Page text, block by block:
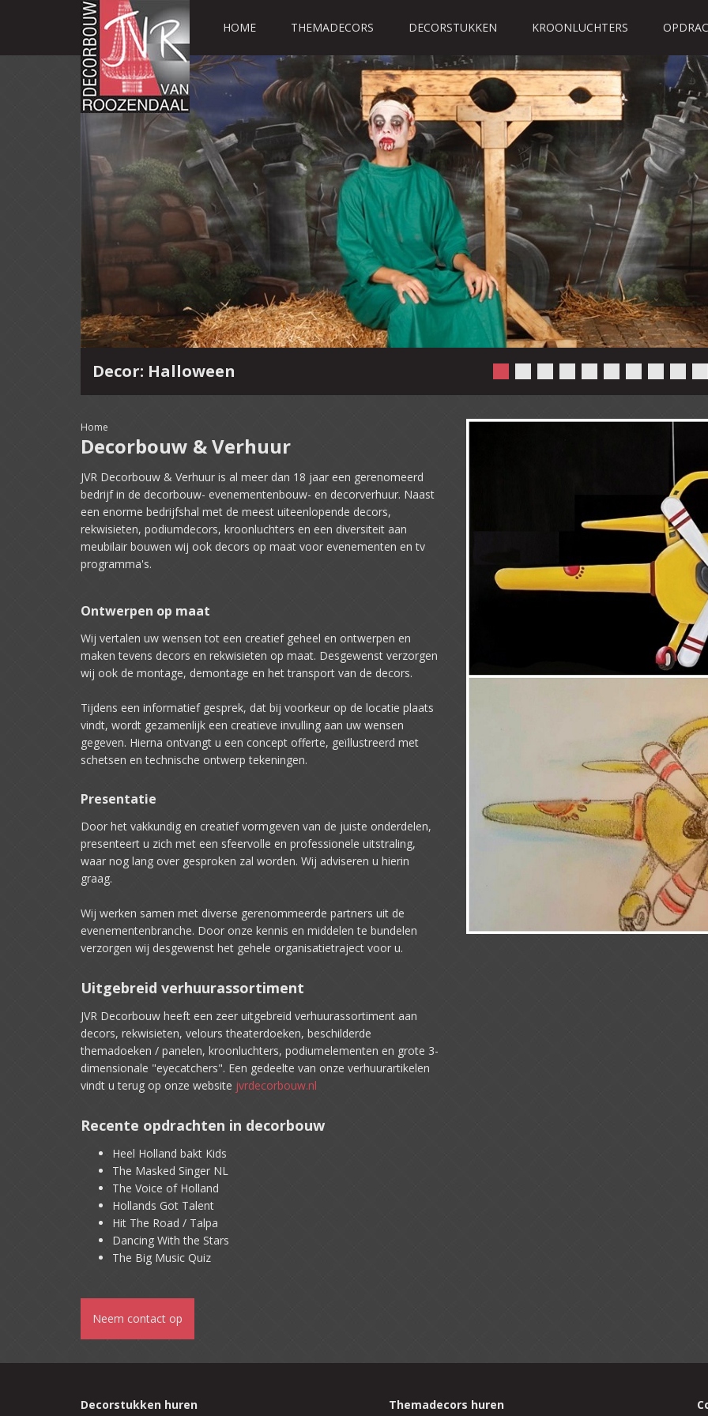
HOME THEMADECORS DECORSTUKKEN KROONLUCHTERS
Decor: Halloween
Home
Decorbouw & Verhuur
JVR Decorbouw & Verhuur is al meer dan 18 jaar een gerenomeerd
bedrijf in de decorbouw- evenementenbouw- en decorverhuur. Naast
een enorme bedrijfshal met de meest uiteenlopende decors,
rekwisieten, podiumdecors, kroonluchters en een diversiteit aan
meubilair bouwen wij ook decors op maat voor evenementen en tv
programma's.
Ontwerpen op maat
Wij vertalen uw wensen tot een creatief geheel en ontwerpen en
maken tevens decors en rekwisieten op maat. Desgewenst verzorgen
wij ook de montage, demontage en het transport van de decors.
Tijdens een informatief gesprek, dat bij voorkeur op de locatie plaats
vindt, wordt gezamenlijk een creatieve invulling aan uw wensen
gegeven. Hierna ontvangt u een concept offerte, geïllustreerd met
schetsen en technische ontwerp tekeningen.
Presentatie
Door het vakkundig en creatief vormgeven van de juiste onderdelen,
presenteert u zich met een sfeervolle en professionele uitstraling,
waar nog lang over gesproken zal worden. Wij adviseren u hierin
graag.
Wij werken samen met diverse gerenommeerde partners uit de
evenementenbranche. Door onze kennis en middelen te bundelen
verzorgen wij desgewenst het gehele organisatietraject voor u.
Uitgebreid verhuurassortiment
JVR Decorbouw heeft een zeer uitgebreid verhuurassortiment aan
decors, rekwisieten, velours theaterdoeken, beschilderde
themadoeken / panelen, kroonluchters, podiumelementen en grote 3-
dimensionale "eyecatchers". Een gedeelte van onze verhuurartikelen
vindt u terug op onze website jvrdecorbouw.nl
Recente opdrachten in decorbouw
Heel Holland bakt Kids
The Masked Singer NL
The Voice of Holland
Hollands Got Talent
Hit The Road / Talpa
Dancing With the Stars
The Big Music Quiz
Neem contact op
Decorstukken huren Themadecors huren